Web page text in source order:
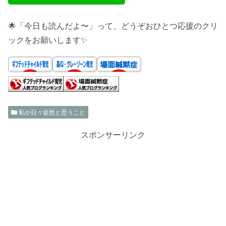
🌟「今日も読んだよ〜」って、どうぞおひとつ応援のクリ
ックをお願いします✨
私が日々徒然と思うこと
スポンサーリンク